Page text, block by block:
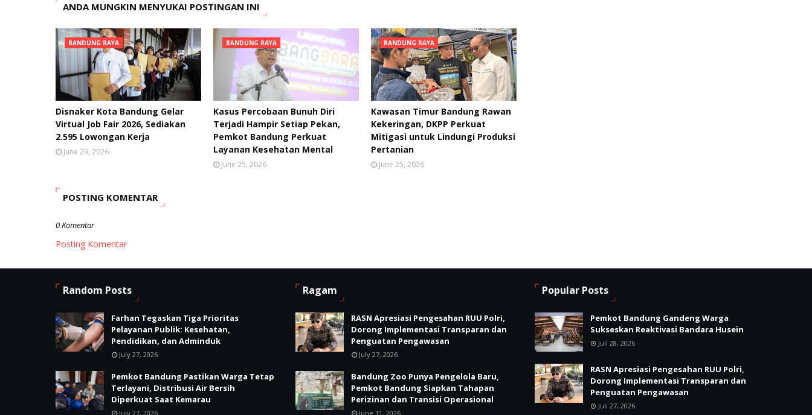
ANDA MUNGKIN MENYUKAI POSTINGAN INI
BANDUNG RAYA
Disnaker Kota Bandung Gelar
Virtual Job Fair 2026, Sediakan
2.595 Lowongan Kerja
June 29, 2026
BANDUNG RAYA
Kasus Percobaan Bunuh Diri
Terjadi Hampir Setiap Pekan,
Pemkot Bandung Perkuat
Layanan Kesehatan Mental
June 25, 2026
BANDUNG RAYA
Kawasan Timur Bandung Rawan
Kekeringan, DKPP Perkuat
Mitigasi untuk Lindungi Produksi
Pertanian
June 25, 2026
POSTING KOMENTAR
0 Komentar
Posting Komentar
Random Posts
Farhan Tegaskan Tiga Prioritas
Pelayanan Publik: Kesehatan,
Pendidikan, dan Adminduk
July 27, 2026
Pemkot Bandung Pastikan Warga Tetap
Terlayani, Distribusi Air Bersih
Diperkuat Saat Kemarau
July 27, 2026
Ragam
RASN Apresiasi Pengesahan RUU Polri,
Dorong Implementasi Transparan dan
Penguatan Pengawasan
July 27, 2026
Bandung Zoo Punya Pengelola Baru,
Pemkot Bandung Siapkan Tahapan
Perizinan dan Transisi Operasional
June 11, 2026
Popular Posts
Pemkot Bandung Gandeng Warga
Sukseskan Reaktivasi Bandara Husein
Juli 28, 2026
RASN Apresiasi Pengesahan RUU Polri,
Dorong Implementasi Transparan dan
Penguatan Pengawasan
Juli 27, 2026